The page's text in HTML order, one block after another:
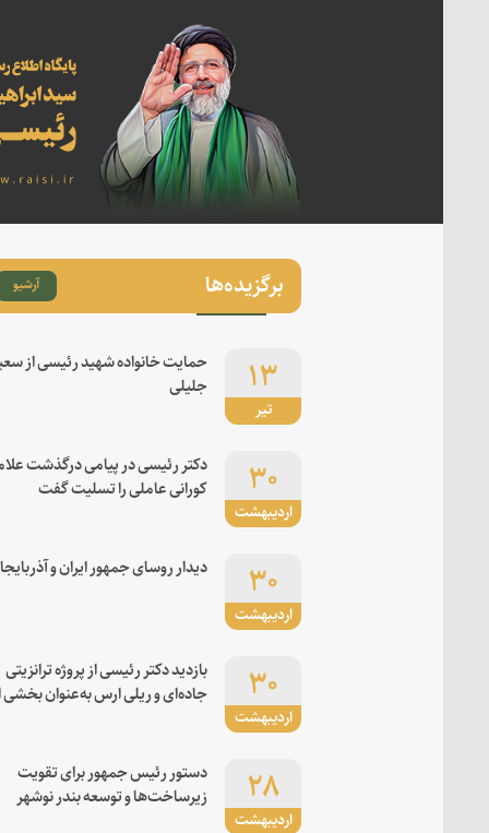
برگزیده‌ها آرشیو
تیر
۱۳
حمایت خانواده شهید رئیسی از
جلیلی
اردیبهشت
۳۰
دکتر رئیسی در پیامی درگذشت
کورانی عاملی را تسلیت گفت
اردیبهشت
۳۰ دیدار روسای جمهور ایران و
اردیبهشت
۳۰
بازدید دکتر رئیسی از پروژه ترانزیتی
جاده‌ای و ریلی ارس به‌عنوان بخشی
اردیبهشت
۲۸
دستور رئیس جمهور برای تقویت
زیرساخت‌ها و توسعه بندر نوشهر